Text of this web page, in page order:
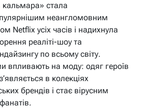
кальмара» стала
неангломовним
Netflix усіх часів і надихнула
реаліті-шоу та
по всьому світу.
впливають на моду: одяг героїв
в колекціях
брендів і стає вірусним